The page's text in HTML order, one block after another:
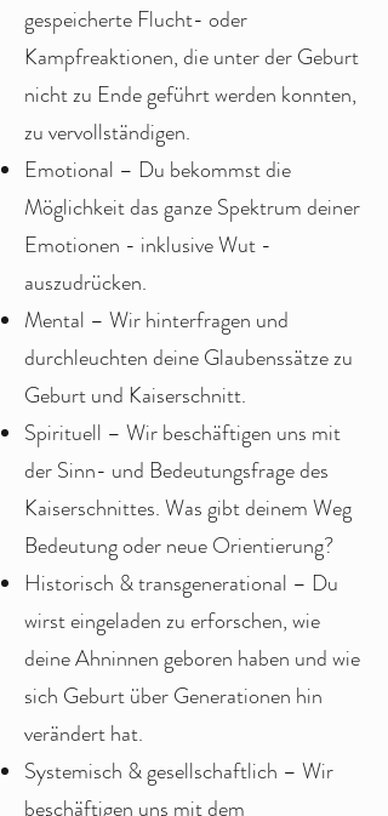
gespeicherte Flucht- oder
Kampfreaktionen, die unter der Geburt
nicht zu Ende geführt werden konnten,
zu vervollständigen.
Emotional – Du bekommst die
Möglichkeit das ganze Spektrum deiner
Emotionen - inklusive Wut -
auszudrücken.
Mental – Wir hinterfragen und
durchleuchten deine Glaubenssätze zu
Geburt und Kaiserschnitt.
Spirituell – Wir beschäftigen uns mit
der Sinn- und Bedeutungsfrage des
Kaiserschnittes. Was gibt deinem Weg
Bedeutung oder neue Orientierung?
Historisch & transgenerational – Du
wirst eingeladen zu erforschen, wie
deine Ahninnen geboren haben und wie
sich Geburt über Generationen hin
verändert hat.
Systemisch & gesellschaftlich – Wir
beschäftigen uns mit dem